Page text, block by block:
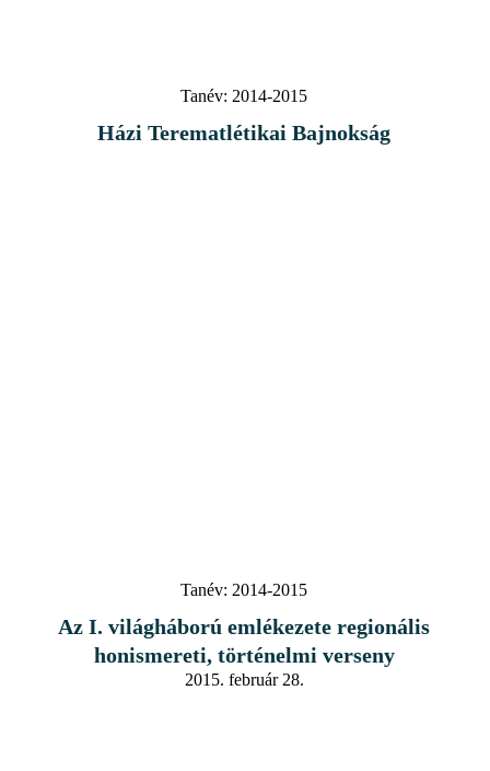
Tanév: 2014-2015
Házi Terematlétikai Bajnokság
Tanév: 2014-2015
Az I. világháború emlékezete regionális
honismereti, történelmi verseny
2015. február 28.